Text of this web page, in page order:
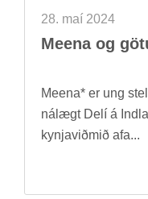
28. maí 2024
Meena og
Meena* er ung
ná­lægt Delí á
kynja­við­mið afa...